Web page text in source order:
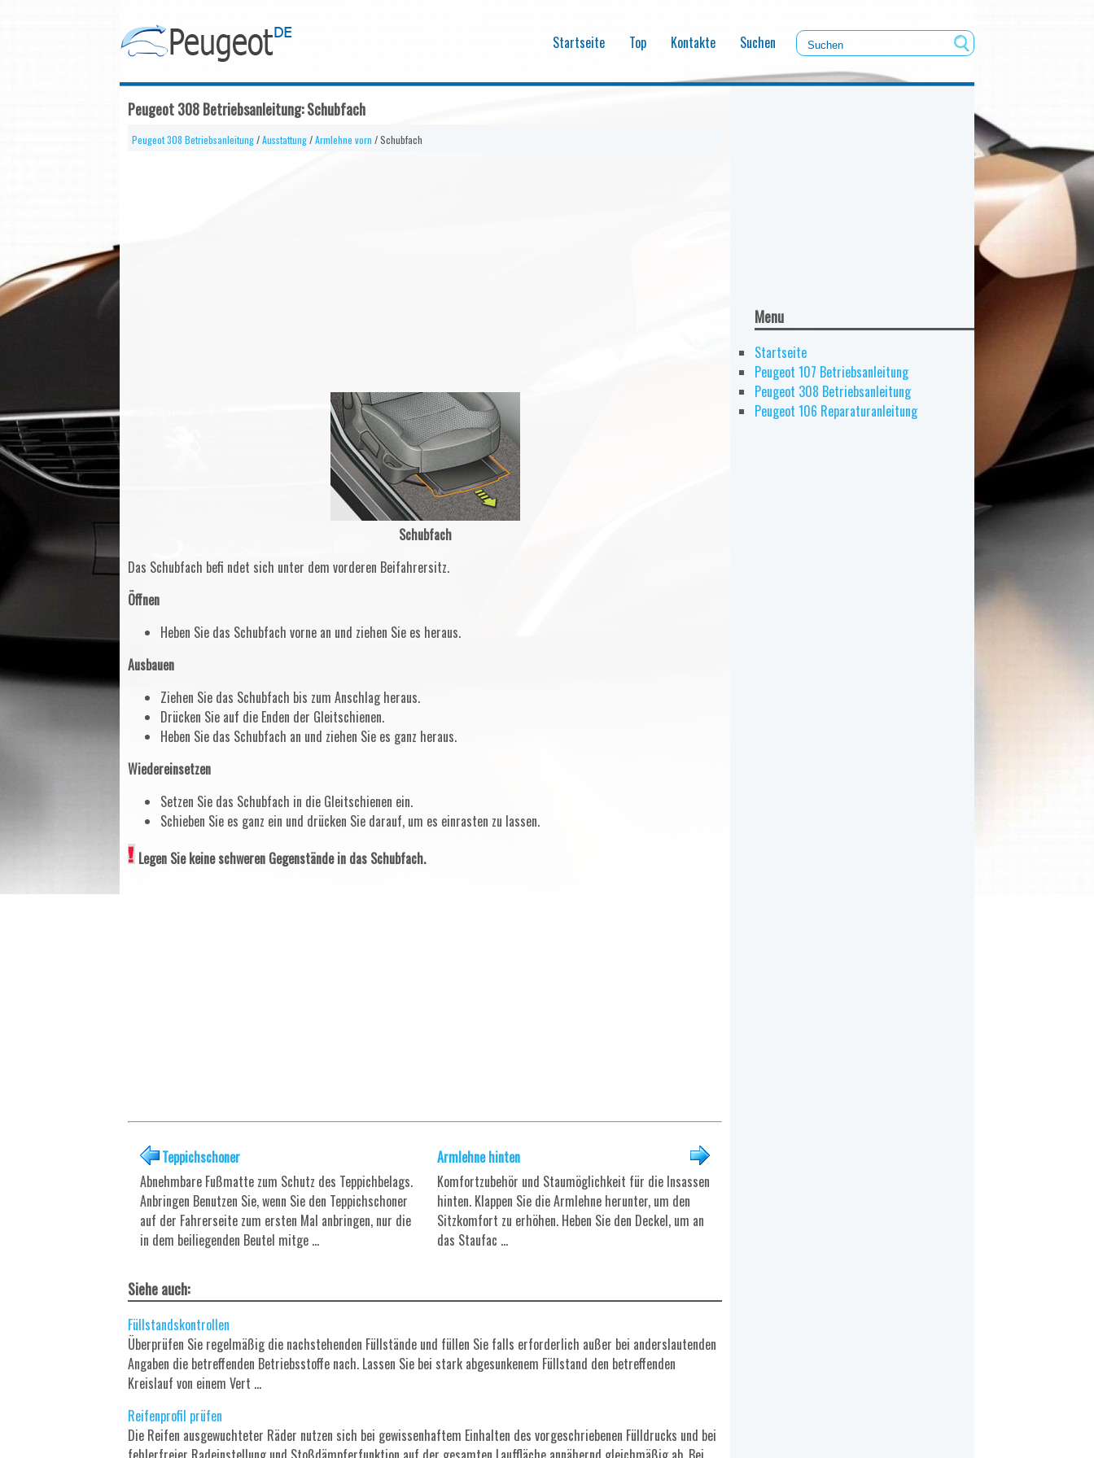
Startseite Top Kontakte Suchen
Peugeot 308 Betriebsanleitung: Schubfach
Peugeot 308 Betriebsanleitung/Ausstattung/Armlehne vorn / Schubfach
Schubfach
Das Schubfach befi ndet sich unter dem vorderen Beifahrersitz.
Öffnen
Heben Sie das Schubfach vorne an und ziehen Sie es heraus.
Ausbauen
Ziehen Sie das Schubfach bis zum Anschlag heraus.
Drücken Sie auf die Enden der Gleitschienen.
Heben Sie das Schubfach an und ziehen Sie es ganz heraus.
Wiedereinsetzen
Setzen Sie das Schubfach in die Gleitschienen ein.
Schieben Sie es ganz ein und drücken Sie darauf, um es einrasten zu lassen.
Legen Sie keine schweren Gegenstände in das Schubfach.
Teppichschoner
Abnehmbare Fußmatte zum Schutz des Teppichbelags.
Anbringen Benutzen Sie, wenn Sie den Teppichschoner
auf der Fahrerseite zum ersten Mal anbringen, nur die
in dem beiliegenden Beutel mitge ...
Armlehne hinten
Komfortzubehör und Staumöglichkeit für die Insassen
hinten. Klappen Sie die Armlehne herunter, um den
Sitzkomfort zu erhöhen. Heben Sie den Deckel, um an
das Staufac ...
Siehe auch:
Füllstandskontrollen
Überprüfen Sie regelmäßig die nachstehenden Füllstände und füllen Sie falls erforderlich außer bei anderslautenden
Angaben die betreffenden Betriebsstoffe nach. Lassen Sie bei stark abgesunkenem Füllstand den betreffenden
Kreislauf von einem Vert ...
Reifenprofil prüfen
Die Reifen ausgewuchteter Räder nutzen sich bei gewissenhaftem Einhalten des vorgeschriebenen Fülldrucks und bei
Menu
Startseite
Peugeot 107 Betriebsanleitung
Peugeot 308 Betriebsanleitung
Peugeot 106 Reparaturanleitung